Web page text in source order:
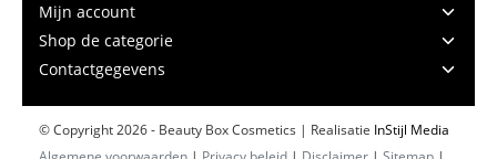
Mijn account
Shop de categorie
Contactgegevens
© Copyright 2026 - Beauty Box Cosmetics | Realisatie InStijl Media